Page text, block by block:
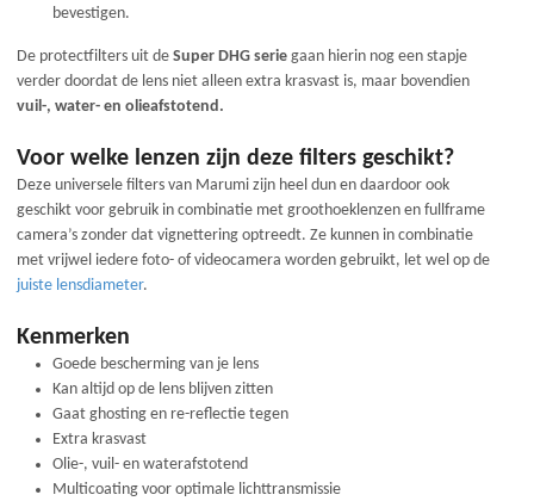
bevestigen.
De protectfilters uit de Super DHG serie gaan hierin nog een stapje
verder doordat de lens niet alleen extra krasvast is, maar bovendien
vuil-, water- en olieafstotend.
Voor welke lenzen zijn deze filters geschikt?
Deze universele filters van Marumi zijn heel dun en daardoor ook
geschikt voor gebruik in combinatie met groothoeklenzen en fullframe
camera’s zonder dat vignettering optreedt. Ze kunnen in combinatie
met vrijwel iedere foto- of videocamera worden gebruikt, let wel op de
juiste lensdiameter.
Kenmerken
Goede bescherming van je lens
Kan altijd op de lens blijven zitten
Gaat ghosting en re-reflectie tegen
Extra krasvast
Olie-, vuil- en waterafstotend
Multicoating voor optimale lichttransmissie